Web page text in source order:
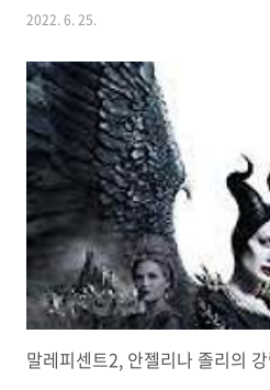
무려 116년의 시간을 보유한 해밀턴을 만
하지 않은 채, 바의 모든 사람들에게 술을
한 불량배가 해밀턴을 유심히 바라보고
게 당장 나가라고 합니다. 그러던 사이 빈
닛맨이 등장합니다. 미닛맨의 추적을 피해
안으로 피신합니다. 그리고 해밀턴은 모
한 시간이..
2022. 6. 25.